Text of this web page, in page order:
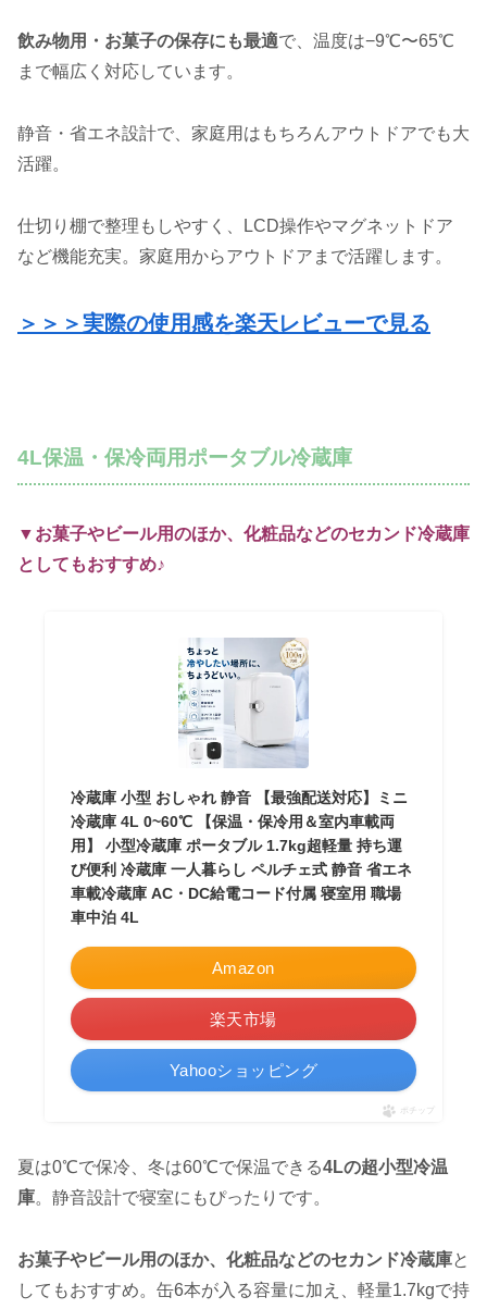
飲み物用・お菓子の保存にも最適で、温度は−9℃〜65℃
まで幅広く対応しています。
静音・省エネ設計で、家庭用はもちろんアウトドアでも大
活躍。
仕切り棚で整理もしやすく、LCD操作やマグネットドア
など機能充実。家庭用からアウトドアまで活躍します。
＞＞＞実際の使用感を楽天レビューで見る
4L保温・保冷両用ポータブル冷蔵庫
▼お菓子やビール用のほか、化粧品などのセカンド冷蔵庫
としてもおすすめ♪
冷蔵庫 小型 おしゃれ 静音 【最強配送対応】ミニ
冷蔵庫 4L 0~60℃ 【保温・保冷用＆室内車載両
用】 小型冷蔵庫 ポータブル 1.7kg超軽量 持ち運
び便利 冷蔵庫 一人暮らし ペルチェ式 静音 省エネ
車載冷蔵庫 AC・DC給電コード付属 寝室用 職場
車中泊 4L
Amazon
楽天市場
Yahooショッピング
ポチップ
夏は0℃で保冷、冬は60℃で保温できる4Lの超小型冷温
庫。静音設計で寝室にもぴったりです。
お菓子やビール用のほか、化粧品などのセカンド冷蔵庫と
してもおすすめ。缶6本が入る容量に加え、軽量1.7kgで持